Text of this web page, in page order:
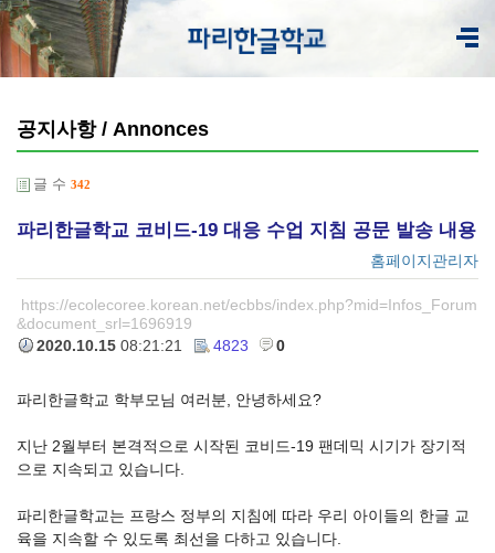
공지사항 / Annonces
글 수 342
파리한글학교 코비드-19 대응 수업 지침 공문 발송 내용
홈페이지관리자
https://ecolecoree.korean.net/ecbbs/index.php?mid=Infos_Forum
&document_srl=1696919
2020.10.15 08:21:21 4823 0
파리한글학교 학부모님 여러분, 안녕하세요?
지난 2월부터 본격적으로 시작된 코비드-19 팬데믹 시기가 장기적
으로 지속되고 있습니다.
파리한글학교는 프랑스 정부의 지침에 따라 우리 아이들의 한글 교
육을 지속할 수 있도록 최선을 다하고 있습니다.